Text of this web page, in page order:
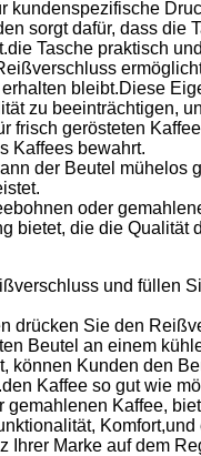
sorgt dafür, dass
Tasche praktisch
bleibt.Diese
zu beeinträchtigen,
frisch gerösteten
Kaffees bewahrt.
der Beutel mühelos
oder
bietet, die die Qualität
und füllen
drücken Sie den
Beutel an einem
können Kunden den
Kaffee so gut wie
Kaffee,
Ihrer Marke auf dem